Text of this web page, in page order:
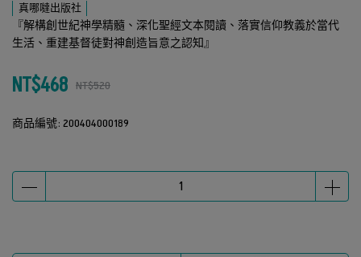
真哪噠出版社
『解構創世紀神學精髓、深化聖經文本閱讀、落實信仰教義於當代
生活、重建基督徒對神創造旨意之認知』
NT$468 NT$520
商品編號: 200404000189